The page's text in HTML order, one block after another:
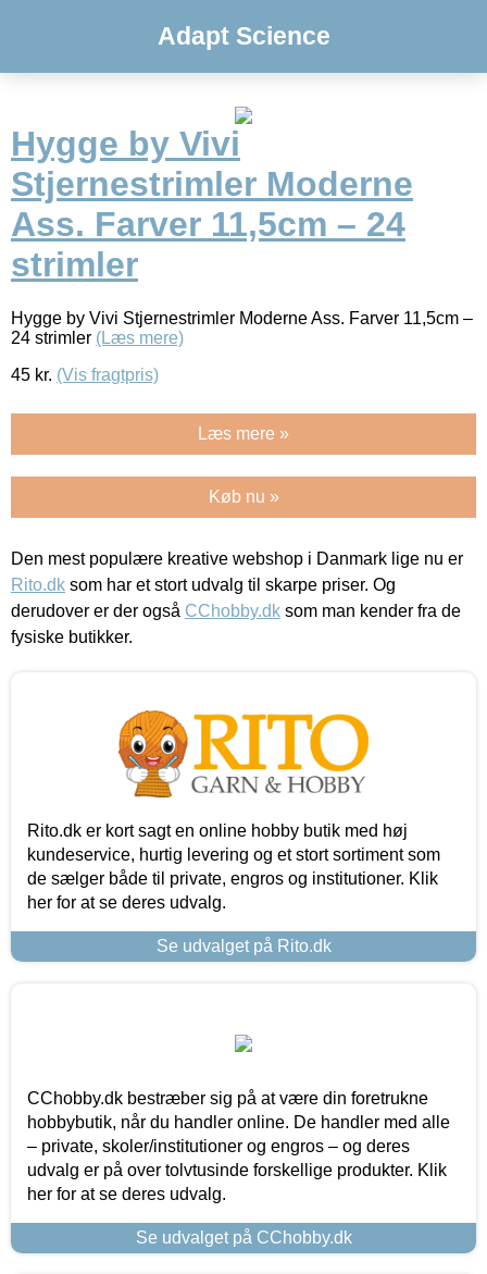
Adapt Science
Hygge by Vivi
Stjernestrimler Moderne
Ass. Farver 11,5cm – 24
strimler
Hygge by Vivi Stjernestrimler Moderne Ass. Farver 11,5cm –
24 strimler (Læs mere)
45 kr. (Vis fragtpris)
Læs mere »
Køb nu »
Den mest populære kreative webshop i Danmark lige nu er
Rito.dk som har et stort udvalg til skarpe priser. Og
derudover er der også CChobby.dk som man kender fra de
fysiske butikker.
Rito.dk er kort sagt en online hobby butik med høj
kundeservice, hurtig levering og et stort sortiment som
de sælger både til private, engros og institutioner. Klik
her for at se deres udvalg.
Se udvalget på Rito.dk
CChobby.dk bestræber sig på at være din foretrukne
hobbybutik, når du handler online. De handler med alle
– private, skoler/institutioner og engros – og deres
udvalg er på over tolvtusinde forskellige produkter. Klik
her for at se deres udvalg.
Se udvalget på CChobby.dk